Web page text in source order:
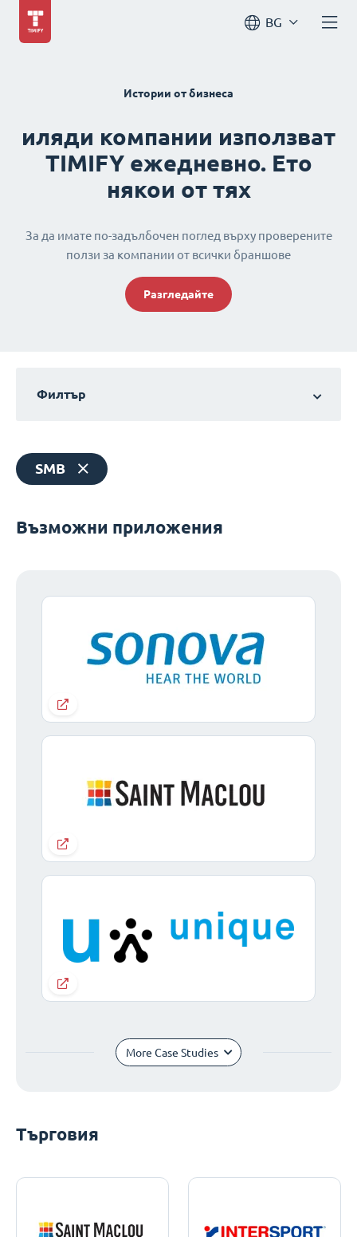
BG
Истории от бизнеса
иляди компании използват
TIMIFY ежедневно. Ето
някои от тях
За да имате по-задълбочен поглед върху проверените
ползи за компании от всички браншове
Разгледайте
Филтър
SMB
Възможни приложения
More Case Studies
Търговия